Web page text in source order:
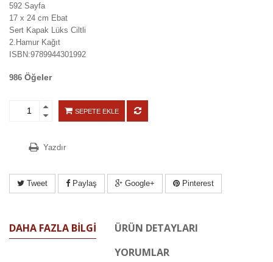
592 Sayfa
17 x 24 cm Ebat
Sert Kapak Lüks Ciltli
2.Hamur Kağıt
ISBN:9789944301992
986 Öğeler
SEPETE EKLE
Yazdır
Tweet Paylaş Google+ Pinterest
DAHA FAZLA BILGI
ÜRÜN DETAYLARI
YORUMLAR